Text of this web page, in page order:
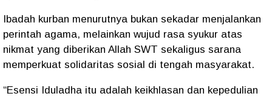
Ibadah kurban menurutnya bukan sekadar menjalankan
perintah agama, melainkan wujud rasa syukur atas
nikmat yang diberikan Allah SWT sekaligus sarana
memperkuat solidaritas sosial di tengah masyarakat.
“Esensi Iduladha itu adalah keikhlasan dan kepedulian